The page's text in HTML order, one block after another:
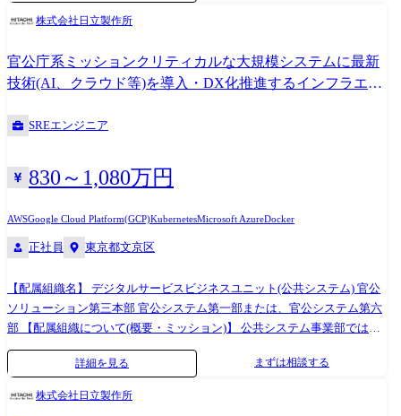
用保守 お客様と合意した運用設計に基づき、システムや業務の運用と保
守を実施します。 ・運用保守業務における各種管理(作業管理、課題管
境】 ①配属組織/チーム 20代～50代まで、幅広い年齢層の社員が活躍し
ーズや各人の事情にあわせ柔軟に切り替えています。 顧客先常駐はあり
ませんが、打ち合わせのために顧客先を訪問する場合があります。 ※上
場合がございます。予めご了承ください。
和気あいあいとした雰囲気の中で営業と一体となって、事業を推進し
ています。 ②働き方について 支社、顧客先のプロジェクトルームでの
勤務を中心に、在宅勤務も可能です。 ※上記内容は、募集開始時点の内
承ください。
調整や課題対応を行いながら業務を推進します。 また、業務遂行にあた
っては、社内の関連部門や有識者と協力し、円滑なコミュニケーション
を通じてプロジェクトを進めることが求められます。 複数関係者と関わ
関係者との調整業務の経験を有していることが望まれます。 【配属組織
ション第二本部 自治体システム第四部 【配属組織について(概要・ミッ
ション等)】 埼玉地区および千葉地区における自治体(県・政令市)向けの
し、パートナー会社と連携したシステム構築・運用を行うことで、地域
ト:https://www.hitachi.co.jp/Div/jkk/careers/index.html ・SEトップメッセ
ージ:https://youtu.be/iC3OyDyG9Gk ・事業部紹介映
像:https://youtu.be/leYvnpaj_ZQ →公共システム事業部・公共システム営
業統括本部の事業概要・インタビュー記事について紹介しています。
【携わる事業・ビジネス・サービス・製品など】 ●総務省HPより 地方行
株式会社日立製作所
官公庁系ミッションクリティカルな大規模システムに最新
技術(AI、クラウド等)を導入・DX化推進するインフラエン
SREエンジニア
830～1,080万円
AWSGoogle Cloud Platform(GCP)KubernetesMicrosoft AzureDocker
正社員 東京都文京区
【配属組織名】 デジタルサービスビジネスユニット(公共システム) 官公
ソリューション第三本部 官公システム第一部または、官公システム第六
部 【配属組織について(概要・ミッション)】 公共システム事業部では、
官公庁、自治体、外郭団体等、公共・社会分野にて50年以上のIT導入実
績があります。 その中で当部では官公庁の税務行政、文教分野をITサー
ビスの面から支援しております。国を支える大規模基幹系システム開発
詳細を見る まずは相談する
株式会社日立製作所